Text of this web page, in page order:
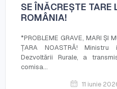
SE ÎNĂCREȘTE TARE
ROMÂNIA!
*PROBLEME GRAVE, MARI ȘI
ȚARA NOASTRĂ!
Dezvoltării Rurale, a
comisa...
11 iunie